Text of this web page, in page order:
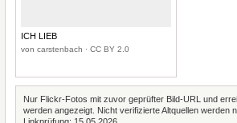
ICH LIEB
von carstenbach · CC BY 2.0
Nur Flickr-Fotos mit zuvor geprüfter Bild-URL und
werden angezeigt. Nicht verifizierte Altquellen werden